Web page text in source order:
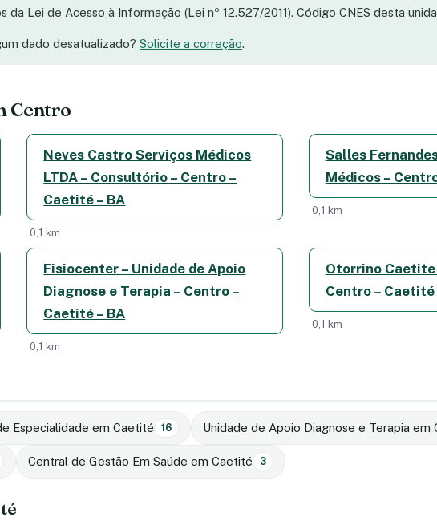
Lei de Acesso à Informação (Lei nº 12.527/2011). Código CNES desta
dado desatualizado? Solicite a correção.
Centro
Neves Castro Serviços Médicos
LTDA – Consultório – Centro –
Caetité – BA
0,1 km
Salles
Médicos –
0,1 km
Fisiocenter – Unidade de Apoio
Diagnose e Terapia – Centro –
Caetité – BA
0,1 km
Otorrino Caetite
Centro – Caetité
0,1 km
Especialidade em Caetité 16 Unidade de Apoio Diagnose e Terapia em
Central de Gestão Em Saúde em Caetité 3